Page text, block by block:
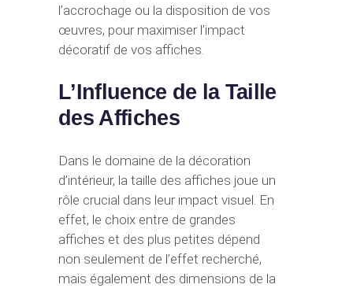
l’accrochage ou la disposition de vos
œuvres, pour maximiser l’impact
décoratif de vos affiches.
L’Influence de la Taille
des Affiches
Dans le domaine de la décoration
d’intérieur, la taille des affiches joue un
rôle crucial dans leur impact visuel. En
effet, le choix entre de grandes
affiches et des plus petites dépend
non seulement de l’effet recherché,
mais également des dimensions de la